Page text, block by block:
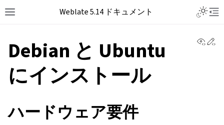
Weblate 5.14 ドキュメント
Debian と Ubuntu
にインストール
ハードウェア要件